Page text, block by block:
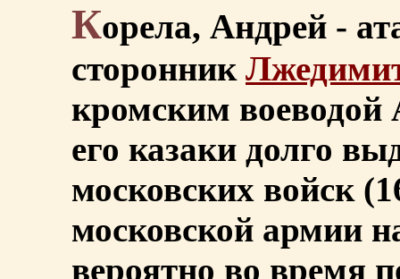
Корела, Андрей -
сторонник
кромским
его казаки долго
московских войск
московской армии
вероятно во время